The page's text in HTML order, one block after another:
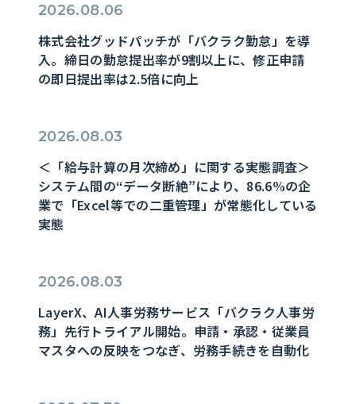
2026.08.06
株式会社グッドパッチが「バクラク勤怠」を導
入。締日の勤怠提出率が9割以上に、修正申請
の即日提出率は2.5倍に向上
2026.08.03
＜「給与計算の月次締め」に関する実態調査＞
システム間の“データ断絶”により、86.6%の企
業で「Excel等での二重管理」が常態化している
実態
2026.08.03
LayerX、AI人事労務サービス「バクラク人事労
務」先行トライアル開始。申請・承認・従業員
マスタへの反映をつなぎ、労務手続きを自動化